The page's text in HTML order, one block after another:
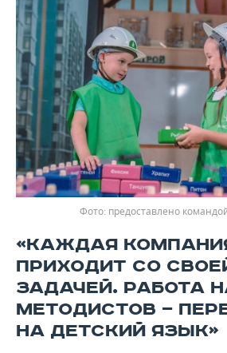
предоставлено
«КАЖДАЯ
ПРИХОДИТ СО
ЗАДАЧЕЙ. РАБОТА
МЕТОДИСТОВ —
НА ДЕТСКИЙ ЯЗЫК»